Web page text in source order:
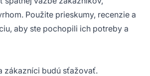
Použite prieskumy, recenzie a
aby ste pochopili ich potreby a
zákazníci budú sťažovať.